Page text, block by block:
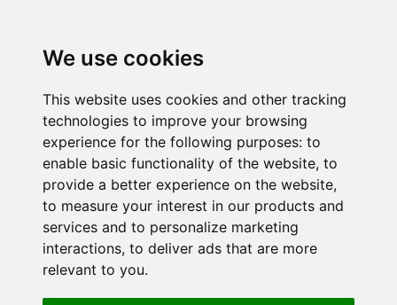
We use cookies
This website uses cookies and other tracking
technologies to improve your browsing
experience for the following purposes: to
enable basic functionality of the website, to
provide a better experience on the website,
to measure your interest in our products and
services and to personalize marketing
interactions, to deliver ads that are more
relevant to you.